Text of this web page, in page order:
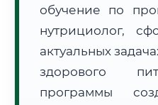
Формат учебы:
🗺️ Зона обслуживания: г. Батуми
обучение по
нутрициолог,
актуальных
здорового
программы